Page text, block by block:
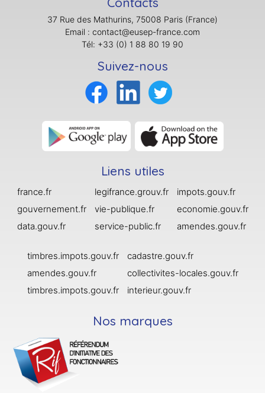
37 Rue des Mathurins, 75008 Paris (France)
Email : contact@eusep-france.com
Tél: +33 (0) 1 88 80 19 90
Suivez-nous
Liens utiles
france.fr
gouvernement.fr
data.gouv.fr
legifrance.grouv.fr
vie-publique.fr
service-public.fr
impots.gouv.fr
economie.gouv.fr
amendes.gouv.fr
timbres.impots.gouv.fr
amendes.gouv.fr
timbres.impots.gouv.fr
cadastre.gouv.fr
collectivites-locales.gouv.fr
interieur.gouv.fr
Nos marques